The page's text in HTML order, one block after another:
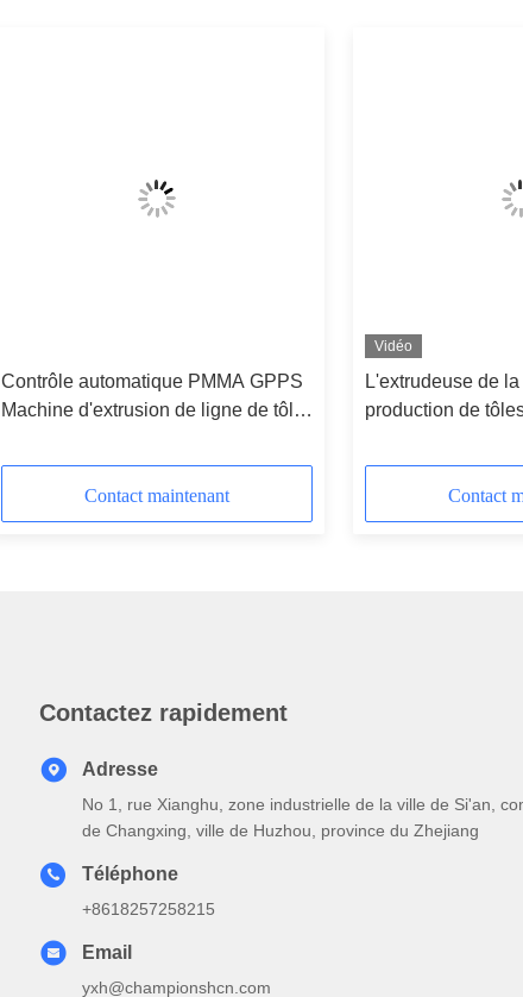
Contrôle automatique PMMA GPPS
Machine d'extrusion de ligne de tôle
Contact maintenant
Vidéo
L'extrudeuse de
production de
GPPS 750 kg/h
Contact
Contactez rapidement
Adresse
No 1, rue Xianghu, zone industrielle de la ville de Si'an,
de Changxing, ville de Huzhou, province du Zhejiang
Téléphone
+8618257258215
Email
yxh@championshcn.com